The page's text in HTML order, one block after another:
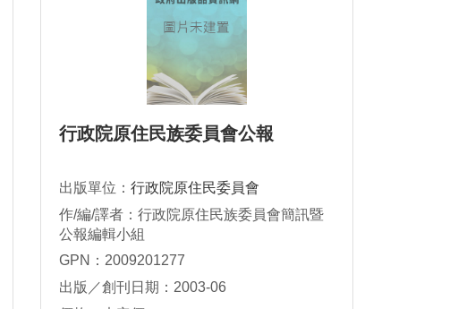
行政院原住民族委員會公報
出版單位： 行政院原住民委員會
作/編/譯者：行政院原住民族委員會簡訊暨
公報編輯小組
GPN：2009201277
出版／創刊日期：2003-06